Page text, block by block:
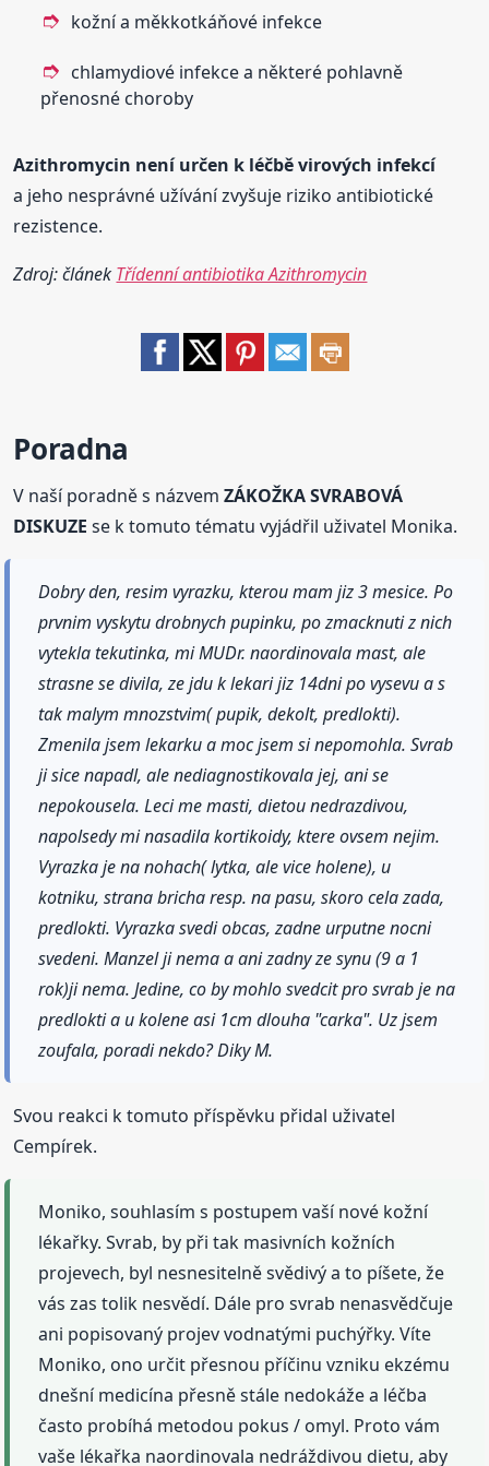
kožní a měkkotkáňové infekce
chlamydiové infekce a některé pohlavně
přenosné choroby
Azithromycin není určen k léčbě virových infekcí
a jeho nesprávné užívání zvyšuje riziko antibiotické
rezistence.
Zdroj: článek Třídenní antibiotika Azithromycin
Poradna
V naší poradně s názvemZÁKOŽKA SVRABOVÁ
DISKUZE se k tomuto tématu vyjádřil uživatel Monika.
Dobry den, resim vyrazku, kterou mam jiz 3 mesice. Po
prvnim vyskytu drobnych pupinku, po zmacknuti z nich
vytekla tekutinka, mi MUDr. naordinovala mast, ale
strasne se divila, ze jdu k lekari jiz 14dni po vysevu a s
tak malym mnozstvim( pupik, dekolt, predlokti).
Zmenila jsem lekarku a moc jsem si nepomohla. Svrab
ji sice napadl, ale nediagnostikovala jej, ani se
nepokousela. Leci me masti, dietou nedrazdivou,
napolsedy mi nasadila kortikoidy, ktere ovsem nejim.
Vyrazka je na nohach( lytka, ale vice holene), u
kotniku, strana bricha resp. na pasu, skoro cela zada,
predlokti. Vyrazka svedi obcas, zadne urputne nocni
svedeni. Manzel ji nema a ani zadny ze synu (9 a 1
rok)ji nema. Jedine, co by mohlo svedcit pro svrab je na
predlokti a u kolene asi 1cm dlouha "carka". Uz jsem
zoufala, poradi nekdo? Diky M.
Svou reakci k tomuto příspěvku přidal uživatel
Cempírek.
Moniko, souhlasím s postupem vaší nové kožní
lékařky. Svrab, by při tak masivních kožních
projevech, byl nesnesitelně svědivý a to píšete, že
vás zas tolik nesvědí. Dále pro svrab nenasvědčuje
ani popisovaný projev vodnatými puchýřky. Víte
Moniko, ono určit přesnou příčinu vzniku ekzému
dnešní medicína přesně stále nedokáže a léčba
často probíhá metodou pokus / omyl. Proto vám
vaše lékařka naordinovala nedráždivou dietu, aby